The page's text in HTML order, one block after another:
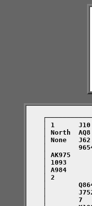
│ 1
│ North
│ None
│
│ AK975
│ 1093
│ A984
│ 2
│
│
│        7